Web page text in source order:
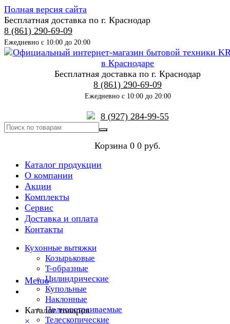
Полная версия сайта
Бесплатная доставка по г. Краснодар
8 (861) 290-69-09
Ежедневно с 10:00 до 20:00
Бесплатная доставка по г. Краснодар
8 (861) 290-69-09
Ежедневно с 10:00 до 20:00
8 (927) 284-99-55
Корзина 0 0 руб.
Каталог продукции
О компании
Акции
Комплекты
Сервис
Доставка и оплата
Контакты
Кухонные вытяжки
Козырьковые
T-образные
Цилиндрические
Купольные
Наклонные
Полновстраиваемые
Телескопические
Меню
Каталог товаров
×